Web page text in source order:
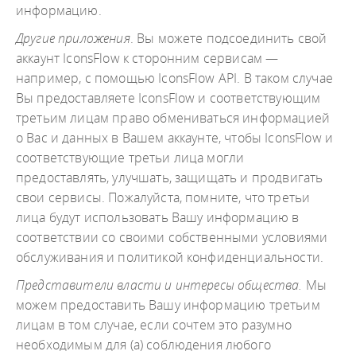
информацию.
Другие приложения. Вы можете подсоединить свой
аккаунт IconsFlow к сторонним сервисам —
например, с помощью IconsFlow API. В таком случае
Вы предоставляете IconsFlow и соответствующим
третьим лицам право обмениваться информацией
о Вас и данных в Вашем аккаунте, чтобы IconsFlow и
соответствующие третьи лица могли
предоставлять, улучшать, защищать и продвигать
свои сервисы. Пожалуйста, помните, что третьи
лица будут использовать Вашу информацию в
соответствии со своими собственными условиями
обслуживания и политикой конфиденциальности.
Представители власти и интересы общества. Мы
можем предоставить Вашу информацию третьим
лицам в том случае, если сочтем это разумно
необходимым для (а) соблюдения любого